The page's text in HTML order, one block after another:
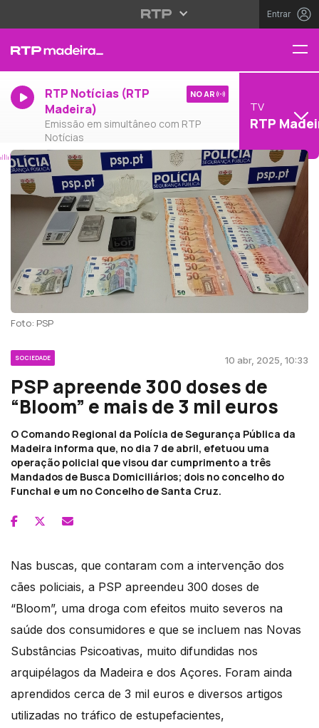
Entrar
RTP Notícias (RTP
Madeira)
Emissão em simultâneo com RTP
Notícias
NO AR
TV
RTP
Foto: PSP
SOCIEDADE 10 abr, 2025, 10:33
PSP apreende 300 doses de
“Bloom” e mais de 3 mil euros
O Comando Regional da Polícia de Segurança Pública da
Madeira informa que, no dia 7 de abril, efetuou uma
operação policial que visou dar cumprimento a três
Mandados de Busca Domiciliários; dois no concelho do
Funchal e um no Concelho de Santa Cruz.
Nas buscas, que contaram com a intervenção dos
cães policiais, a PSP apreendeu 300 doses de
“Bloom”, uma droga com efeitos muito severos na
saúde dos consumidores e que se incluem nas Novas
Substâncias Psicoativas, muito difundidas nos
arquipélagos da Madeira e dos Açores. Foram ainda
aprendidos cerca de 3 mil euros e diversos artigos
utilizadas no tráfico de estupefacientes,